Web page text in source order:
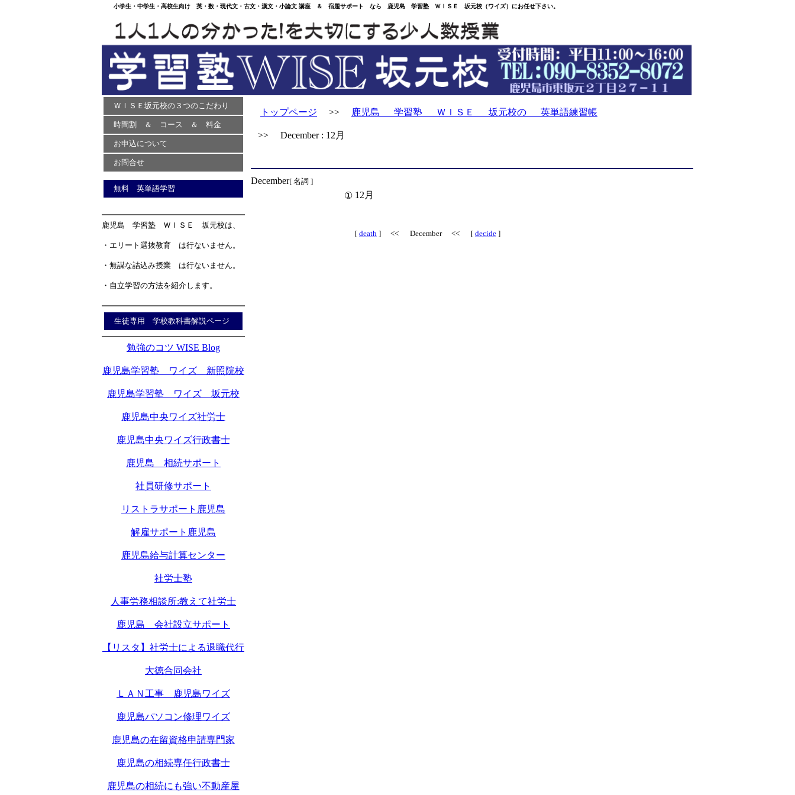
小学生・中学生・高校生向け 英・数・現代文・古文・漢文・小論文 講座 ＆ 宿題サポート なら 鹿児島 学習塾 ＷＩＳＥ 坂元校（ワイズ）にお任せ下さい。
ＷＩＳＥ坂元校の３つのこだわり
時間割 ＆ コース ＆ 料金
お申込について
お問合せ
無料 英単語学習
鹿児島 学習塾 ＷＩＳＥ 坂元校は、
・エリート選抜教育 は行ないません。
・無謀な詰込み授業 は行ないません。
・自立学習の方法を紹介します。
生徒専用 学校教科書解説ページ
勉強のコツ WISE Blog
鹿児島学習塾 ワイズ 新照院校
鹿児島学習塾 ワイズ 坂元校
鹿児島中央ワイズ社労士
鹿児島中央ワイズ行政書士
鹿児島 相続サポート
社員研修サポート
リストラサポート鹿児島
解雇サポート鹿児島
鹿児島給与計算センター
社労士塾
人事労務相談所:教えて社労士
鹿児島 会社設立サポート
【リスタ】社労士による退職代行
大徳合同会社
ＬＡＮ工事 鹿児島ワイズ
鹿児島パソコン修理ワイズ
鹿児島の在留資格申請専門家
鹿児島の相続専任行政書士
鹿児島の相続にも強い不動産屋
トップページ >> 鹿児島 学習塾 ＷＩＳＥ 坂元校の 英単語練習帳
>> December : 12月
December[ 名詞 ]
① 12月
[ death ] << December << [ decide ]